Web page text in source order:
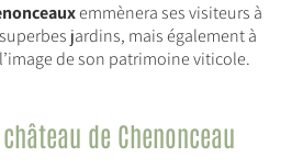
emmènera ses visiteurs à
jardins, mais également à
de son patrimoine viticole.
de Chenonceau